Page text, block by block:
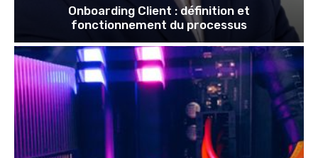
Onboarding Client : définition et
fonctionnement du processus